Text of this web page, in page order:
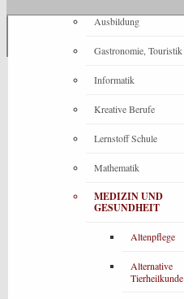
Ausbildung
Gastronomie, Touristik
Informatik
Kreative Berufe
Lernstoff Schule
Mathematik
MEDIZIN UND
GESUNDHEIT
Altenpflege
Alternative
Tierheilkunde